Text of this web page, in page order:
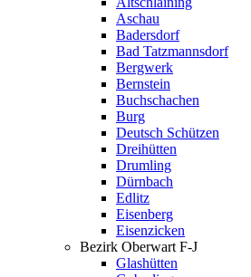
Aschau
Badersdorf
Bad Tatzmannsdorf
Bergwerk
Bernstein
Buchschachen
Burg
Deutsch Schützen
Dreihütten
Drumling
Dürnbach
Edlitz
Eisenberg
Eisenzicken
Bezirk Oberwart F-J
Glashütten